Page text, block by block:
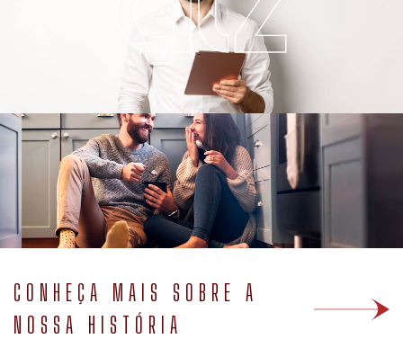
CONHEÇA MAIS SOBRE A
NOSSA HISTÓRIA